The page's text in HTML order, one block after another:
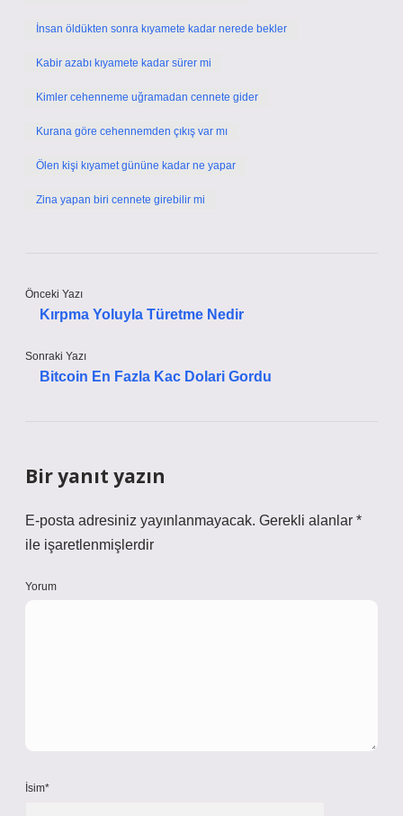
İnsan öldükten sonra kıyamete kadar nerede bekler
Kabir azabı kıyamete kadar sürer mi
Kimler cehenneme uğramadan cennete gider
Kurana göre cehennemden çıkış var mı
Ölen kişi kıyamet gününe kadar ne yapar
Zina yapan biri cennete girebilir mi
Önceki Yazı
Kırpma Yoluyla Türetme Nedir
Sonraki Yazı
Bitcoin En Fazla Kac Dolari Gordu
Bir yanıt yazın
E-posta adresiniz yayınlanmayacak. Gerekli alanlar *
ile işaretlenmişlerdir
Yorum
İsim*